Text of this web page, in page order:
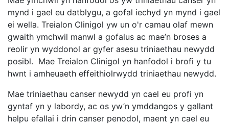
mynd i gael eu datblygu, a gofal iechyd yn mynd i gael
ei wella. Treialon Clinigol yw un o'r camau olaf mewn
gwaith ymchwil manwl a gofalus ac mae’n broses a
reolir yn wyddonol ar gyfer asesu triniaethau newydd
posibl. Mae Treialon Clinigol yn hanfodol i brofi y tu
hwnt i amheuaeth effeithiolrwydd triniaethau newydd.
Mae triniaethau canser newydd yn cael eu profi yn
gyntaf yn y labordy, ac os yw’n ymddangos y gallant
helpu efallai i drin canser penodol, maent yn cael eu